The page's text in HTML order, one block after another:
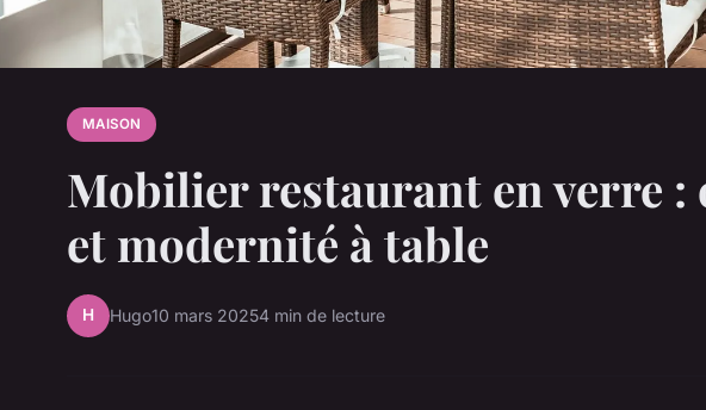
MAISON
Mobilier restaurant en verre :
et modernité à table
H Hugo10 mars 20254 min de lecture